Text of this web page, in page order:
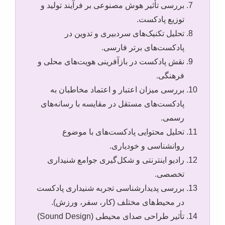
بررسی تأثیر هوش مصنوعی بر فرآیند تولید و
توزیع پادکست.
تحلیل تکنیک‌های سردبیری و تدوین در
پادکست‌های برتر فارسی.
نقش پادکست در بازآفرینی هویت‌های محلی و
فرهنگی.
بررسی میزان اعتبار و اعتماد مخاطبان به
پادکست‌های مستقل در مقایسه با رسانه‌های
رسمی.
تحلیل محتوایی پادکست‌های با موضوع
روانشناسی و خودیاری.
رادیو اینترنتی و شکل‌گیری جوامع شنیداری
تخصصی.
بررسی پدیدارشناسی تجربه شنیداری پادکست
در محیط‌های مختلف (کار، سفر، ورزش).
تأثیر طراحی صدای محیطی (Sound Design)